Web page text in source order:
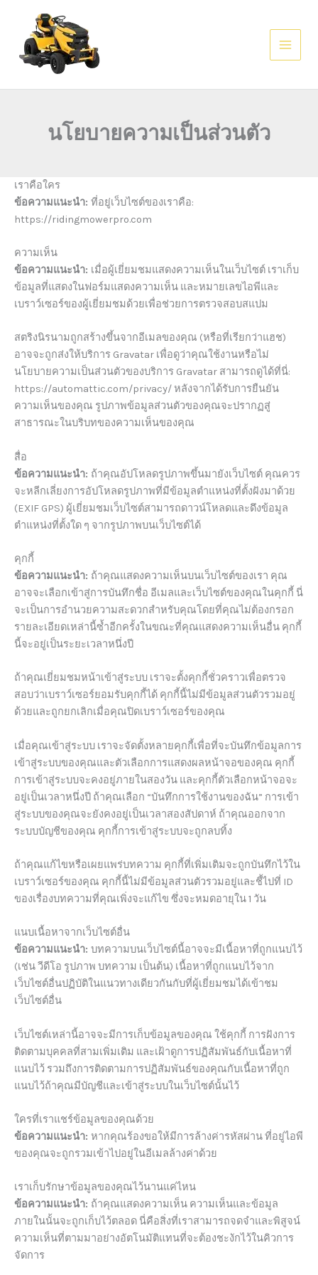
content
นโยบายความเป็นส่วนตัว
เราคือใคร
ข้อความแนะนำ: ที่อยู่เว็บไซต์ของเราคือ:
https://ridingmowerpro.com
ความเห็น
ข้อความแนะนำ: เมื่อผู้เยี่ยมชมแสดงความเห็นในเว็บไซต์ เราเก็บ
ข้อมูลที่แสดงในฟอร์มแสดงความเห็น และหมายเลขไอพีและ
เบราว์เซอร์ของผู้เยี่ยมชมด้วยเพื่อช่วยการตรวจสอบสแปม
สตริงนิรนามถูกสร้างขึ้นจากอีเมลของคุณ (หรือที่เรียกว่าแฮช)
อาจจะถูกส่งให้บริการ Gravatar เพื่อดูว่าคุณใช้งานหรือไม่
นโยบายความเป็นส่วนตัวของบริการ Gravatar สามารถดูได้ที่นี่:
https://automattic.com/privacy/ หลังจากได้รับการยืนยัน
ความเห็นของคุณ รูปภาพข้อมูลส่วนตัวของคุณจะปรากฏสู่
สาธารณะในบริบทของความเห็นของคุณ
สื่อ
ข้อความแนะนำ: ถ้าคุณอัปโหลดรูปภาพขึ้นมายังเว็บไซต์ คุณควร
จะหลีกเลี่ยงการอัปโหลดรูปภาพที่มีข้อมูลตำแหน่งที่ตั้งฝังมาด้วย
(EXIF GPS) ผู้เยี่ยมชมเว็บไซต์สามารถดาวน์โหลดและดึงข้อมูล
ตำแหน่งที่ตั้งใด ๆ จากรูปภาพบนเว็บไซต์ได้
คุกกี้
ข้อความแนะนำ: ถ้าคุณแสดงความเห็นบนเว็บไซต์ของเรา คุณ
อาจจะเลือกเข้าสู่การบันทึกชื่อ อีเมลและเว็บไซต์ของคุณในคุกกี้ นี่
จะเป็นการอำนวยความสะดวกสำหรับคุณโดยที่คุณไม่ต้องกรอก
รายละเอียดเหล่านี้ซ้ำอีกครั้งในขณะที่คุณแสดงความเห็นอื่น คุกกี้
นี้จะอยู่เป็นระยะเวลาหนึ่งปี
ถ้าคุณเยี่ยมชมหน้าเข้าสู่ระบบ เราจะตั้งคุกกี้ชั่วคราวเพื่อตรวจ
สอบว่าเบราว์เซอร์ยอมรับคุกกี้ได้ คุกกี้นี้ไม่มีข้อมูลส่วนตัวรวมอยู่
ด้วยและถูกยกเลิกเมื่อคุณปิดเบราว์เซอร์ของคุณ
เมื่อคุณเข้าสู่ระบบ เราจะจัดตั้งหลายคุกกี้เพื่อที่จะบันทึกข้อมูลการ
เข้าสู่ระบบของคุณและตัวเลือกการแสดงผลหน้าจอของคุณ คุกกี้
การเข้าสู่ระบบจะคงอยู่ภายในสองวัน และคุกกี้ตัวเลือกหน้าจอจะ
อยู่เป็นเวลาหนึ่งปี ถ้าคุณเลือก “บันทึกการใช้งานของฉัน” การเข้า
สู่ระบบของคุณจะยังคงอยู่เป็นเวลาสองสัปดาห์ ถ้าคุณออกจาก
ระบบบัญชีของคุณ คุกกี้การเข้าสู่ระบบจะถูกลบทิ้ง
ถ้าคุณแก้ไขหรือเผยแพร่บทความ คุกกี้ที่เพิ่มเติมจะถูกบันทึกไว้ใน
เบราว์เซอร์ของคุณ คุกกี้นี้ไม่มีข้อมูลส่วนตัวรวมอยู่และชี้ไปที่ ID
ของเรื่องบทความที่คุณเพิ่งจะแก้ไข ซึ่งจะหมดอายุใน 1 วัน
แนบเนื้อหาจากเว็บไซต์อื่น
ข้อความแนะนำ: บทความบนเว็บไซต์นี้อาจจะมีเนื้อหาที่ถูกแนบไว้
(เช่น วีดีโอ รูปภาพ บทความ เป็นต้น) เนื้อหาที่ถูกแนบไว้จาก
เว็บไซต์อื่นปฏิบัติในแนวทางเดียวกันกับที่ผู้เยี่ยมชมได้เข้าชม
เว็บไซต์อื่น
เว็บไซต์เหล่านี้อาจจะมีการเก็บข้อมูลของคุณ ใช้คุกกี้ การฝังการ
ติดตามบุคคลที่สามเพิ่มเติม และเฝ้าดูการปฏิสัมพันธ์กับเนื้อหาที่
แนบไว้ รวมถึงการติดตามการปฏิสัมพันธ์ของคุณกับเนื้อหาที่ถูก
แนบไว้ถ้าคุณมีบัญชีและเข้าสู่ระบบในเว็บไซต์นั้นไว้
ใครที่เราแชร์ข้อมูลของคุณด้วย
ข้อความแนะนำ: หากคุณร้องขอให้มีการล้างค่ารหัสผ่าน ที่อยู่ไอพี
ของคุณจะถูกรวมเข้าไปอยู่ในอีเมลล้างค่าด้วย
เราเก็บรักษาข้อมูลของคุณไว้นานแค่ไหน
ข้อความแนะนำ: ถ้าคุณแสดงความเห็น ความเห็นและข้อมูล
ภายในนั้นจะถูกเก็บไว้ตลอด นี่คือสิ่งที่เราสามารถจดจำและพิสูจน์
ความเห็นที่ตามมาอย่างอัตโนมัติแทนที่จะต้องชะงักไว้ในคิวการ
จัดการ